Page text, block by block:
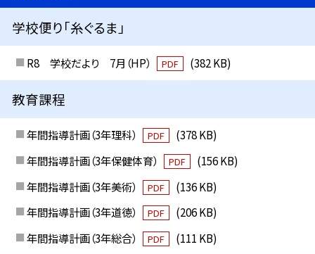
学校便り「糸ぐるま」
R8 学校だより 7月（HP） PDF (382 KB)
教育課程
年間指導計画（3年理科） PDF
(378 KB)
年間指導計画（3年保健体育）
PDF
(156 KB)
年間指導計画（3年美術）
PDF
(136 KB)
年間指導計画（3年道徳）
PDF
(206 KB)
年間指導計画（3年総合）
PDF (111 KB)